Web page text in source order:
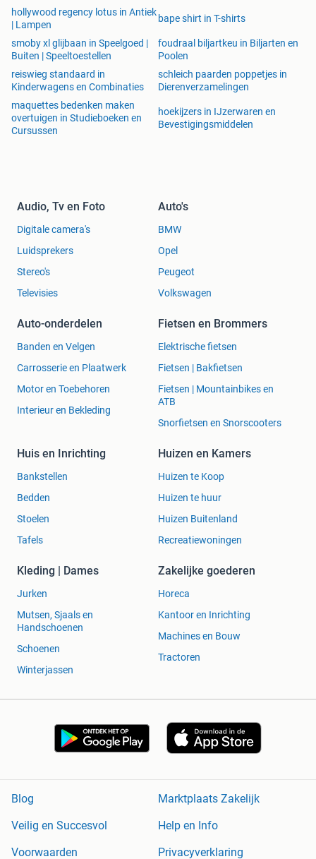
hollywood regency lotus in Antiek
| Lampen
bape shirt in T-shirts
smoby xl glijbaan in Speelgoed |
Buiten | Speeltoestellen
foudraal biljartkeu in Biljarten en
Poolen
reiswieg standaard in
Kinderwagens en Combinaties
schleich paarden poppetjes in
Dierenverzamelingen
maquettes bedenken maken
overtuigen in Studieboeken en
Cursussen
hoekijzers in IJzerwaren en
Bevestigingsmiddelen
Audio, Tv en Foto
Digitale camera's
Luidsprekers
Stereo's
Televisies
Auto's
BMW
Opel
Peugeot
Volkswagen
Auto-onderdelen
Banden en Velgen
Carrosserie en Plaatwerk
Motor en Toebehoren
Interieur en Bekleding
Fietsen en Brommers
Elektrische fietsen
Fietsen | Bakfietsen
Fietsen | Mountainbikes en
ATB
Snorfietsen en Snorscooters
Huis en Inrichting
Bankstellen
Bedden
Stoelen
Tafels
Huizen en Kamers
Huizen te Koop
Huizen te huur
Huizen Buitenland
Recreatiewoningen
Kleding | Dames
Jurken
Mutsen, Sjaals en
Handschoenen
Schoenen
Winterjassen
Zakelijke goederen
Horeca
Kantoor en Inrichting
Machines en Bouw
Tractoren
Blog
Marktplaats Zakelijk
Veilig en Succesvol
Help en Info
Voorwaarden
Privacyverklaring